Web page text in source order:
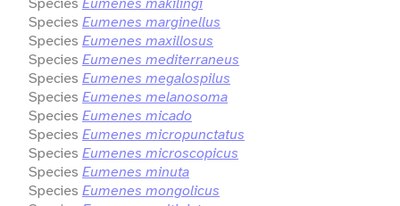
Species Eumenes marginellus
Species Eumenes maxillosus
Species Eumenes mediterraneus
Species Eumenes megalospilus
Species Eumenes melanosoma
Species Eumenes micado
Species Eumenes micropunctatus
Species Eumenes microscopicus
Species Eumenes minuta
Species Eumenes mongolicus